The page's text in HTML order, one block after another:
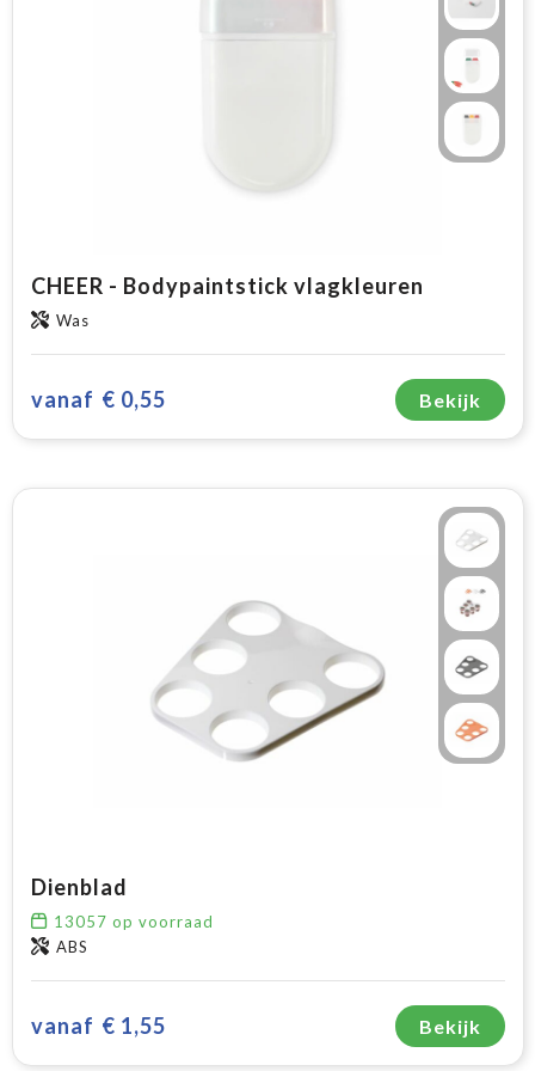
CHEER - Bodypaintstick vlagkleuren
Was
vanaf € 0,55 Bekijk
Dienblad
13057 op voorraad
ABS
vanaf € 1,55 Bekijk